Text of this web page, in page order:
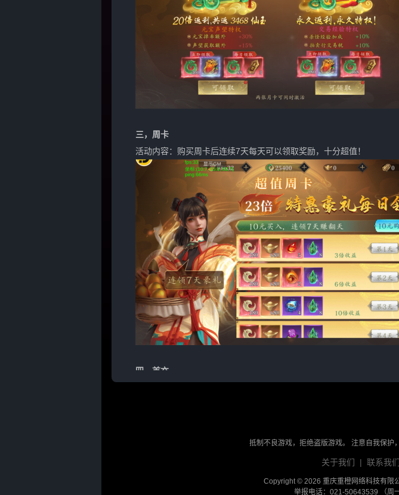
三， 周卡
活动内容：购买周卡后连续7天每天可以领取奖励，十分超值！
四，首充
抵制不良游戏，拒绝盗版游戏。 注意自我保护
关于我们 | 联系我们
Copyright © 2026 重庆重橙网络科技有限
举报电话：021-50643539 （周